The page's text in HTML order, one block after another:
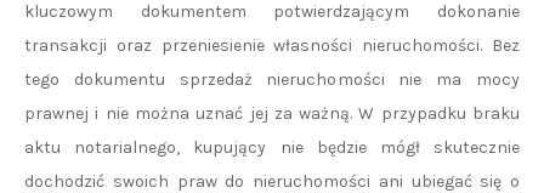
kluczowym dokumentem potwierdzającym dokonanie
transakcji oraz przeniesienie własności nieruchomości. Bez
tego dokumentu sprzedaż nieruchomości nie ma mocy
prawnej i nie można uznać jej za ważną. W przypadku braku
aktu notarialnego, kupujący nie będzie mógł skutecznie
dochodzić swoich praw do nieruchomości ani ubiegać się o